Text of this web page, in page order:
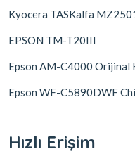
Kyocera TASKalfa
EPSON TM-T20III
Epson AM-C4000 Orijinal
Epson WF-C5890DWF
Hızlı Erişim